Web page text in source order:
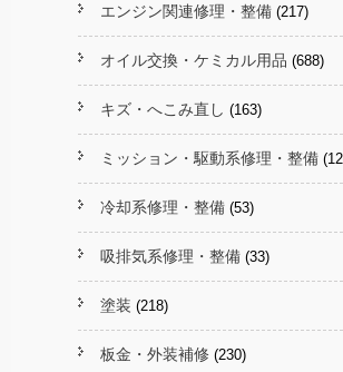
エンジン関連修理・整備 (217)
オイル交換・ケミカル用品 (688)
キズ・へこみ直し (163)
ミッション・駆動系修理・整備
冷却系修理・整備 (53)
吸排気系修理・整備 (33)
塗装 (218)
板金・外装補修 (230)